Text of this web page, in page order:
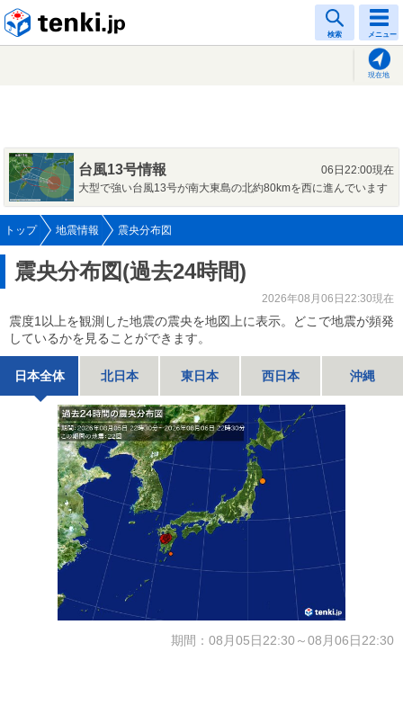
検索 メニュー
現在地
台風13号情報
06日22:00現在
大型で強い台風13号が南大東島の北約80kmを西に進んでいます
トップ 地震情報 震央分布図
震央分布図(過去24時間)
2026年08月06日22:30現在
震度1以上を観測した地震の震央を地図上に表示。どこで地震が頻発
しているかを見ることができます。
日本全体 北日本 東日本 西日本 沖縄
期間：08月05日22:30～08月06日22:30